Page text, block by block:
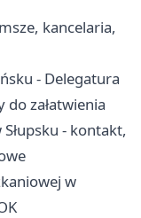
kancelaria,
- Delegatura
załatwienia
- kontakt,
w